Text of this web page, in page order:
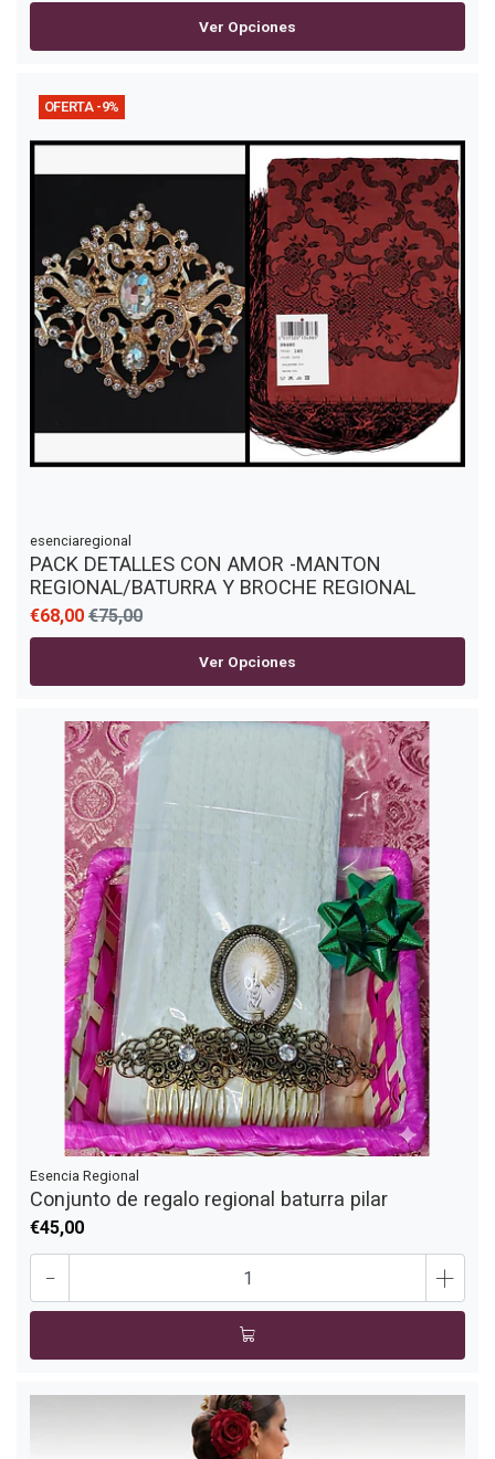
Ver Opciones
OFERTA -9%
esenciaregional
PACK DETALLES CON AMOR -MANTON
REGIONAL/BATURRA Y BROCHE REGIONAL
€68,00 €75,00
Ver Opciones
Esencia Regional
Conjunto de regalo regional baturra pilar
€45,00
- +